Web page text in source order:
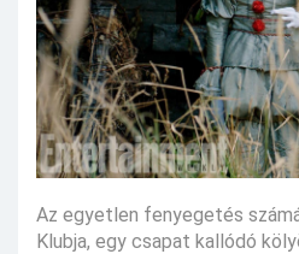
Az egyetlen fenyegetés
Klubja, egy csapat kallódó